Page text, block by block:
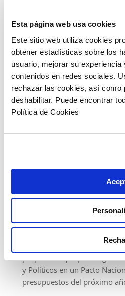
Esta página web usa cookies
Este sitio web utiliza cookies
obtener estadísticas sobre los
usuario, mejorar su
contenidos en redes sociales.
rechazar las cookies, así como
deshabilitar. Puede encontrar
Política de Cookies
6.- La elaboración de unos
Generales del Estado.
Los del año 2021. El
instrumentos necesarios
económicas que sean
Plan de Choque sin la
unos PGE que contemplen
error si sobre unas bases tan
Reconstrucción Nacional.
Debemos centrarnos en lo
y esperar unos meses para
posible del impacto que esta
preferiblemente con el
propuestas que provengan
y Políticos en un Pacto
presupuestos del próximo